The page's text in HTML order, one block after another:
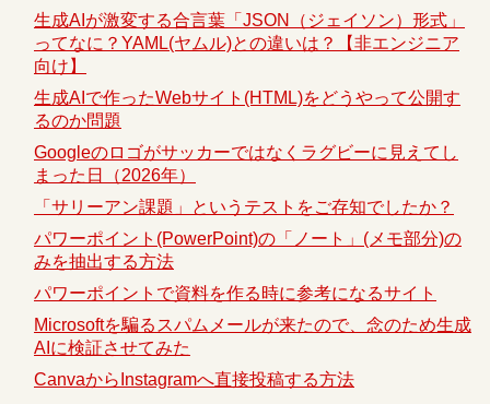
生成AIが激変する合言葉「JSON（ジェイソン）形式」
ってなに？YAML(ヤムル)との違いは？【非エンジニア
向け】
生成AIで作ったWebサイト(HTML)をどうやって公開す
るのか問題
Googleのロゴがサッカーではなくラグビーに見えてし
まった日（2026年）
「サリーアン課題」というテストをご存知でしたか？
パワーポイント(PowerPoint)の「ノート」(メモ部分)の
みを抽出する方法
パワーポイントで資料を作る時に参考になるサイト
Microsoftを騙るスパムメールが来たので、念のため生成
AIに検証させてみた
CanvaからInstagramへ直接投稿する方法